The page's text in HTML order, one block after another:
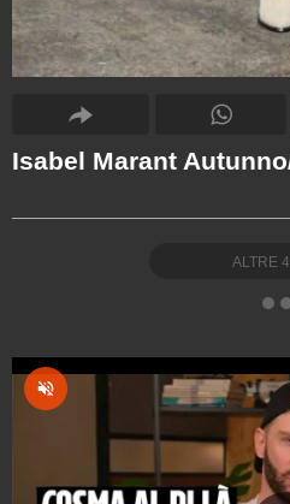
Isabel Marant
ALTRE